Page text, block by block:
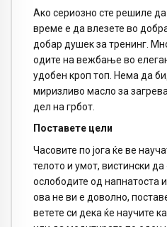
Ако сериозно сте решиле
време е да влезете во
добар душек за тренинг.
одите на вежбање во
удобен кроп топ. Нема да
миризливо масло за
дел на грбот.
Поставете цели
Часовите по јога ќе ве
телото и умот, вистински
ослободите од напнатоста
ова не ви е доволно,
ветете си дека ќе научите